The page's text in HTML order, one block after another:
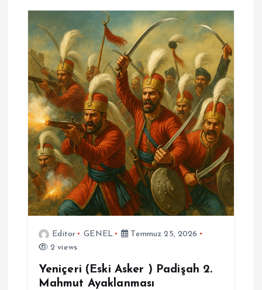
Editor GENEL
Temmuz 25, 2026
2 views
Yeniçeri (Eski Asker ) Padişah 2.
Mahmut Ayaklanması